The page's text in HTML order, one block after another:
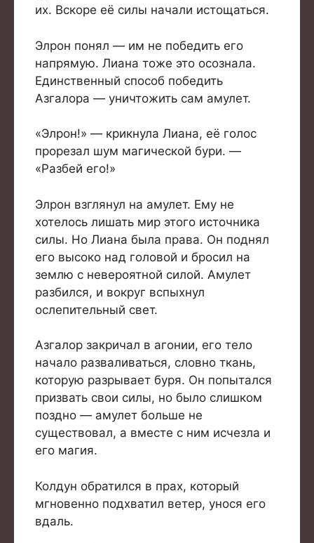
их. Вскоре её силы начали истощаться.
Элрон понял — им не победить его
напрямую. Лиана тоже это осознала.
Единственный способ победить
Азгалора — уничтожить сам амулет.
«Элрон!» — крикнула Лиана, её голос
прорезал шум магической бури. —
«Разбей его!»
Элрон взглянул на амулет. Ему не
хотелось лишать мир этого источника
силы. Но Лиана была права. Он поднял
его высоко над головой и бросил на
землю с невероятной силой. Амулет
разбился, и вокруг вспыхнул
ослепительный свет.
Азгалор закричал в агонии, его тело
начало разваливаться, словно ткань,
которую разрывает буря. Он попытался
призвать свои силы, но было слишком
поздно — амулет больше не
существовал, а вместе с ним исчезла и
его магия.
Колдун обратился в прах, который
мгновенно подхватил ветер, унося его
вдаль.